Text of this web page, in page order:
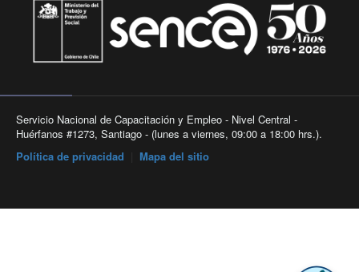
Servicio Nacional de Capacitación y Empleo - Nivel Central -
Huérfanos #1273, Santiago - (lunes a viernes, 09:00 a 18:00 hrs.).
Política de privacidad
Mapa del sitio